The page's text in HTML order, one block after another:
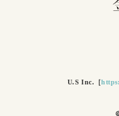
U.S Inc.［